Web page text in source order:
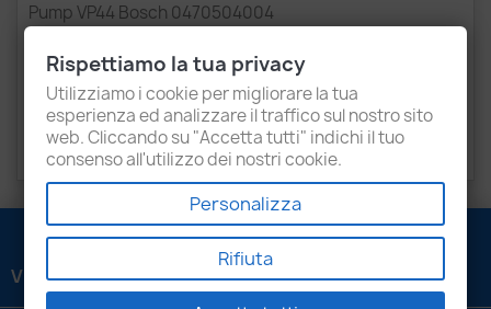
Pump VP44 Bosch 0470504004
Opel Vectra 2.0 Dti from 1997 to 2003 engine type
X20DTH
Saab 9-3 2.2 16V TD from 1998 to 2002 engine type
D223L
Remanufactured with old core return
VENEZIANI LUIGI SRL 
Rispettiamo la tua privacy
Utilizziamo i cookie per migliorare la tua
esperienza ed analizzare il traffico sul nostro sito
web. Cliccando su "Accetta tutti" indichi il tuo
consenso all'utilizzo dei nostri cookie.
Personalizza
Rifiuta